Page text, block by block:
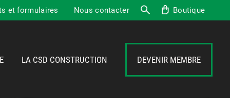
et formulaires Nous contacter Boutique
LA CSD CONSTRUCTION DEVENIR MEMBRE